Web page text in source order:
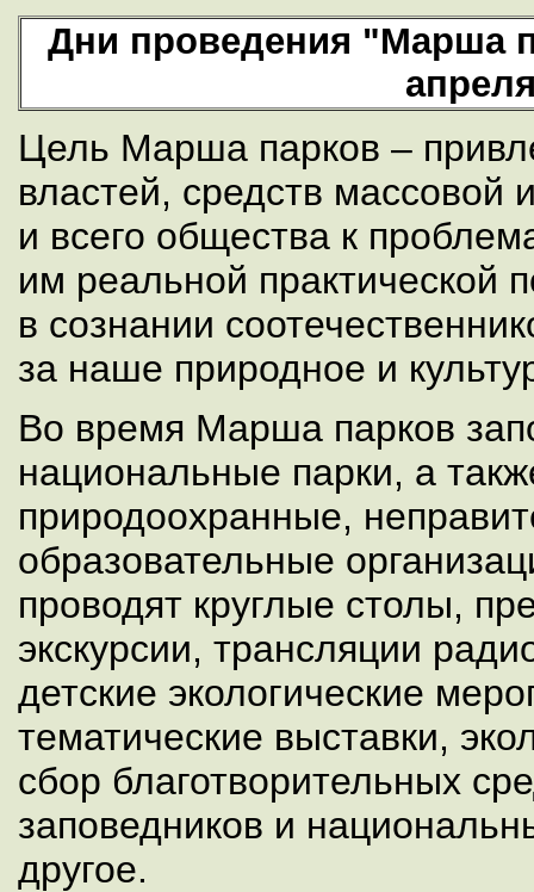
Дни проведения "Марша
Цель Марша парков –
властей, средств
и всего общества к
им реальной практической
в сознании
за наше природное и
Во время Марша парков
национальные парки, а
природоохранные,
образовательные
проводят круглые столы,
экскурсии, трансляции
детские экологические
тематические выставки,
сбор благотворительных
заповедников и
другое.